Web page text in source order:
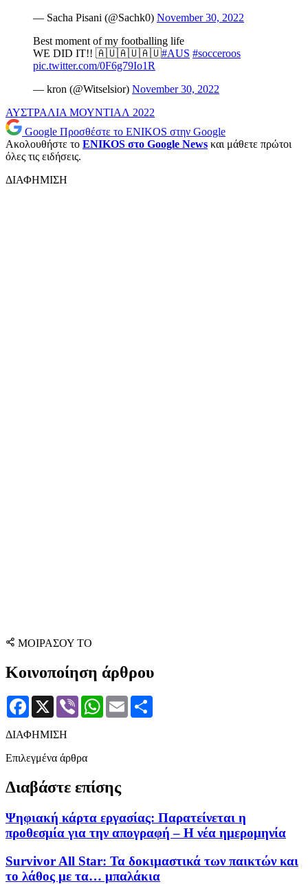
— Sacha Pisani (@Sachk0) November 30, 2022
Best moment of my footballing life
WE DID IT!! 🇦🇺🇦🇺🇦🇺#AUS #socceroos
pic.twitter.com/0F6g79Io1R
— kron (@Witselsior) November 30, 2022
ΑΥΣΤΡΑΛΙΑ ΜΟΥΝΤΙΑΛ 2022
Google Προσθέστε το ENIKOS στην Google
Ακολουθήστε το ENIKOS στο Google News και μάθετε πρώτοι
όλες τις ειδήσεις.
ΔΙΑΦΗΜΙΣΗ
ΜΟΙΡΑΣΟΥ ΤΟ
Κοινοποίηση άρθρου
Facebook
X Viber WhatsApp
Email
ΔΙΑΦΗΜΙΣΗ
Επιλεγμένα άρθρα
Διαβάστε επίσης
Ψηφιακή κάρτα εργασίας: Παρατείνεται η
προθεσμία για την απογραφή – Η νέα ημερομηνία
Survivor All Star: Τα δοκιμαστικά των παικτών και
το λάθος με τα… μπαλάκια